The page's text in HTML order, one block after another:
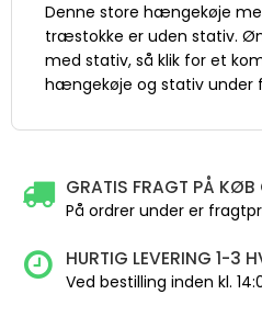
Denne store hængekøje
træstokke er uden stativ.
med stativ, så klik for et
hængekøje og stativ under
GRATIS FRAGT PÅ
På ordrer under er
HURTIG LEVERING 1-3
Ved bestilling inden kl.